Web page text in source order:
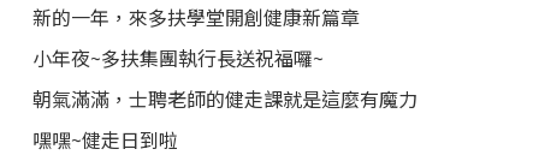
新的一年，來多扶學堂開創健康新篇章
小年夜~多扶集團執行長送祝福囉~
朝氣滿滿，士聘老師的健走課就是這麼有魔力
嘿嘿~健走日到啦